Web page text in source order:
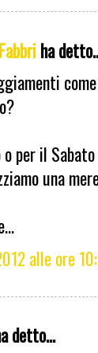
ha
per il Sabato
una
alle ore
detto...